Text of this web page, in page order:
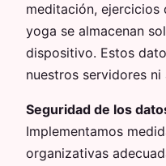
meditación, ejercicios
yoga se almacenan
dispositivo. Estos
nuestros servidores
Seguridad de los
Implementamos
organizativas